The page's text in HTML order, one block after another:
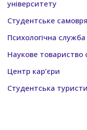
університету
Студентське
Психологічна служба
Наукове товариство
Центр кар’єри
Студентська